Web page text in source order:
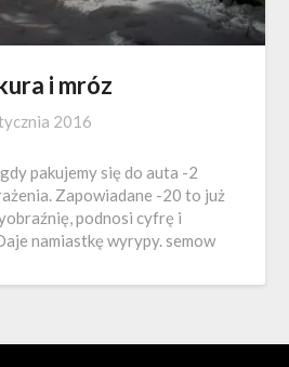
i mróz
2016
pakujemy się do auta -2
Zapowiadane -20 to już
podnosi cyfrę i
namiastkę wyrypy. semow